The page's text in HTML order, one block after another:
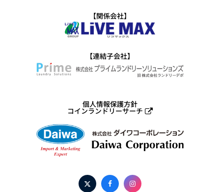
個人情報保護方針
コインランドリーサーチ
【関係会社】
【連結子会社】